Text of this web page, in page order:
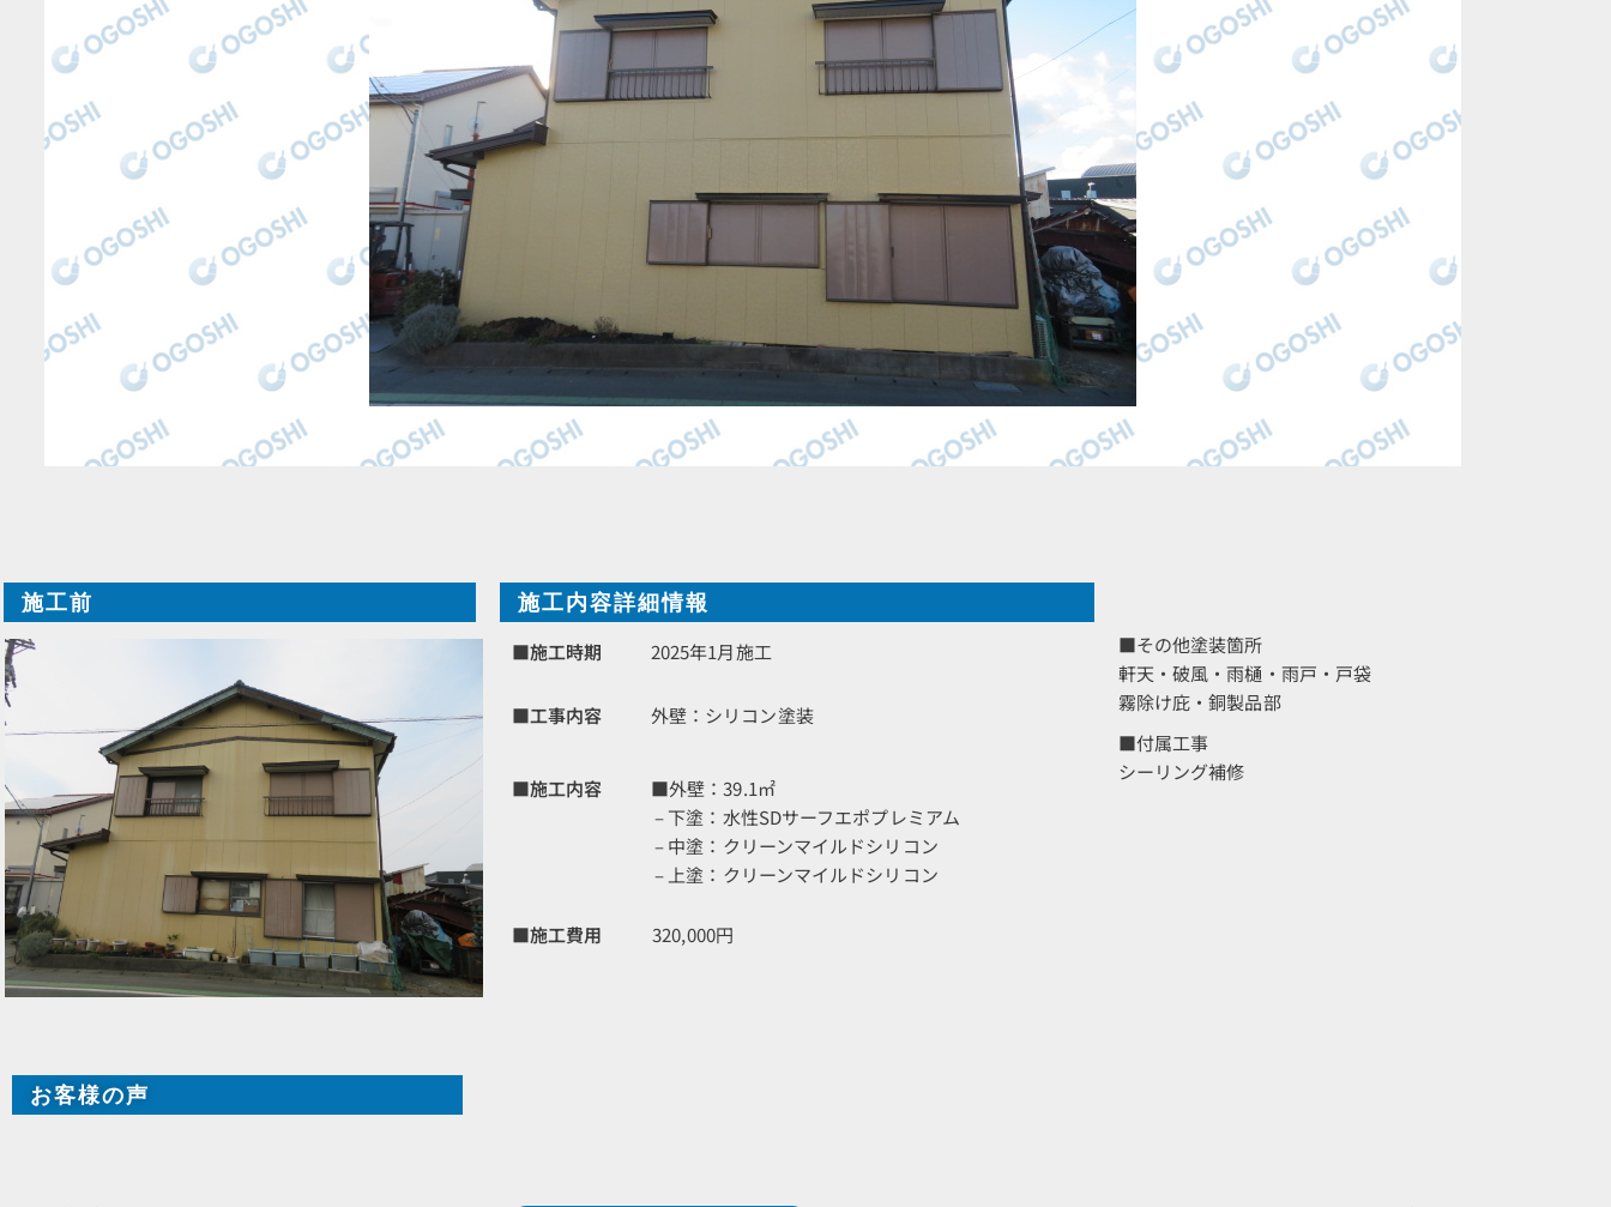
施工前
施工内容詳細情報
■施工時期
2025年1月施工
■工事内容 外壁：シリコン塗装
■施工内容
■外壁：39.1㎡
– 下塗：水性SDサーフエポプレミアム
– 中塗：クリーンマイルドシリコン
– 上塗：クリーンマイルドシリコン
■施工費用 320,000円
■その他塗装箇所
軒天・破風・雨樋・雨戸・戸袋
霧除け庇・銅製品部
■付属工事
シーリング補修
お客様の声